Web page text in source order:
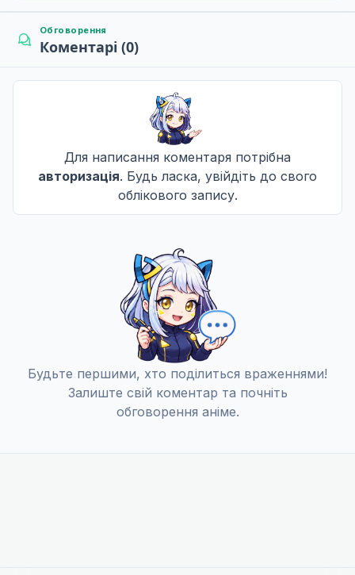
07 бер. 2020
Можливість встановити зв'язок
21 бер. 2020
Другий день
Обговорення
Коментарі (0)
Для написання коментаря потрібна
авторизація. Будь ласка, увійдіть до свого
облікового запису.
Будьте першими, хто поділиться враженнями!
Залиште свій коментар та почніть
обговорення аніме.